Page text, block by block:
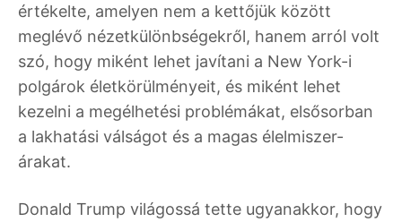
értékelte, amelyen nem a kettőjük között
meglévő nézetkülönbségekről, hanem arról volt
szó, hogy miként lehet javítani a New York-i
polgárok életkörülményeit, és miként lehet
kezelni a megélhetési problémákat, elsősorban
a lakhatási válságot és a magas élelmiszer-
árakat.
Donald Trump világossá tette ugyanakkor, hogy